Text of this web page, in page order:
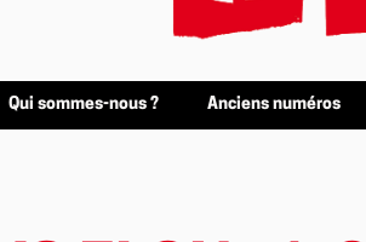
Qui sommes-nous ? Anciens numéros